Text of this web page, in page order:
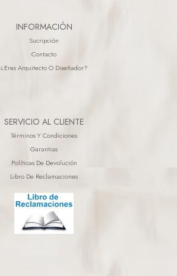
INFORMACIÓN
Sucripción
Contacto
¿eres Arquitecto O Diseñador?
SERVICIO AL CLIENTE
Términos Y Condiciones
Garantias
Políticas De Devolución
Libro De Reclamaciones